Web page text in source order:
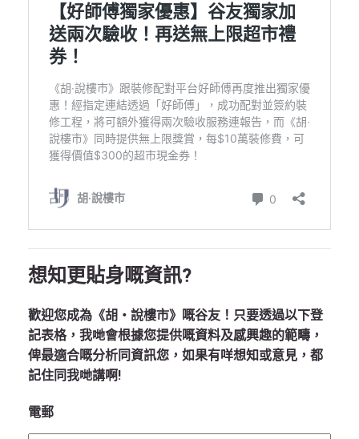
想知更貼身嘅資訊?
歡迎您成為《胡‧說樓市》嘅谷友！只要透過以下登
記表格，我哋會根據您提供嘅資料及感興趣的範疇，
俾最適合嘅分析同資訊您，如果有咩想知或意見，都
記住同我哋講啊!
電郵